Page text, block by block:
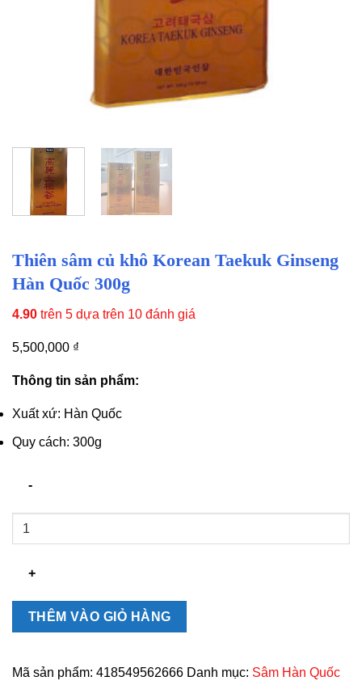
Thiên sâm củ khô Korean Taekuk Ginseng
Hàn Quốc 300g
4.90 trên 5 dựa trên 10 đánh giá
5,500,000 ₫
Thông tin sản phẩm:
Xuất xứ: Hàn Quốc
Quy cách: 300g
Thiên
khô
Taekuk
Ginseng
Quốc
THÊM VÀO GIỎ HÀNG
Mã sản phẩm: 418549562666 Danh mục: Sâm Hàn Quốc